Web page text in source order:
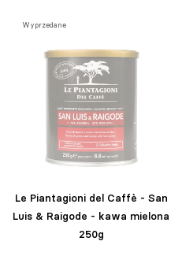
Wyprzedane
Le Piantagioni del Caffè - San
Luis & Raigode - kawa mielona
250g